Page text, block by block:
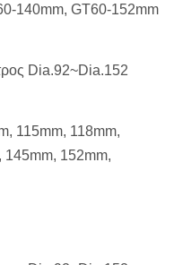
140mm, GT60-152mm
Dia.92~Dia.152
115mm, 118mm,
145mm, 152mm,